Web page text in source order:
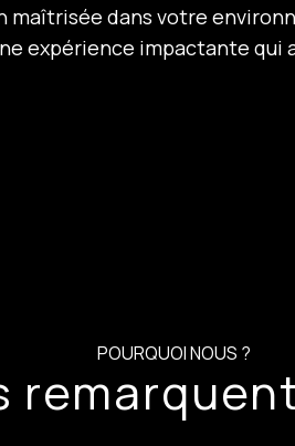
dans votre
expérience impactante qui
POURQUOI NOUS ?